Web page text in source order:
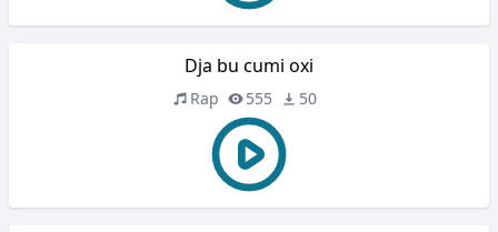
Dja bu cumi oxi
Rap 555 50